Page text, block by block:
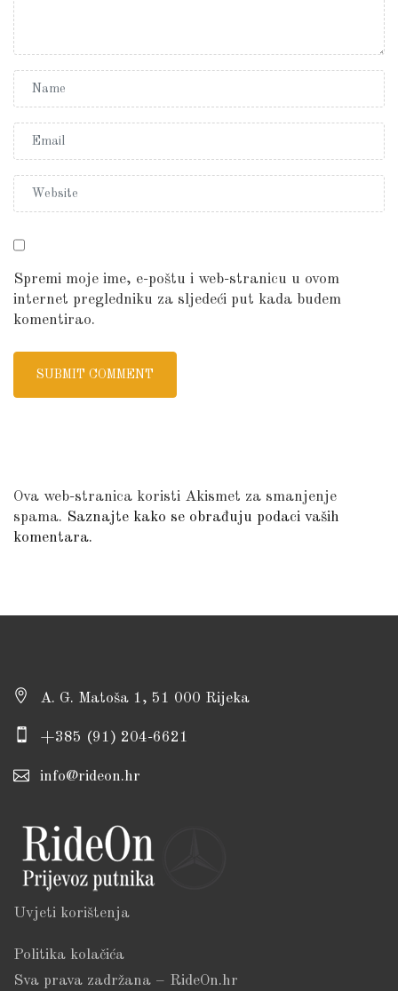
Spremi moje ime, e-poštu i web-stranicu u ovom
internet pregledniku za sljedeći put kada budem
komentirao.
Ova web-stranica koristi Akismet za smanjenje
spama. Saznajte kako se obrađuju podaci vaših
komentara.
A. G. Matoša 1, 51 000 Rijeka
+385 (91) 204-6621
info@rideon.hr
Uvjeti korištenja
Politika kolačića
Sva prava zadržana – RideOn.hr